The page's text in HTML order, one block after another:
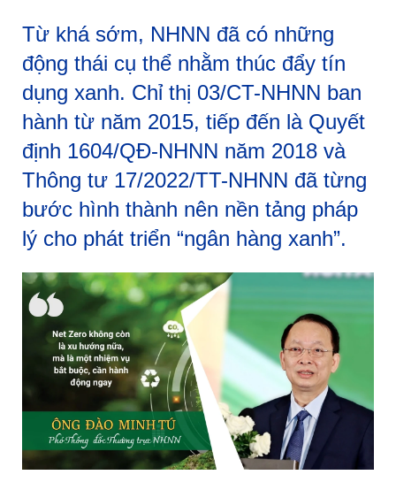
Từ khá sớm, NHNN đã có những
động thái cụ thể nhằm thúc đẩy tín
dụng xanh. Chỉ thị 03/CT-NHNN ban
hành từ năm 2015, tiếp đến là Quyết
định 1604/QĐ-NHNN năm 2018 và
Thông tư 17/2022/TT-NHNN đã từng
bước hình thành nên nền tảng pháp
lý cho phát triển “ngân hàng xanh”.